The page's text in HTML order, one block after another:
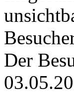
Der